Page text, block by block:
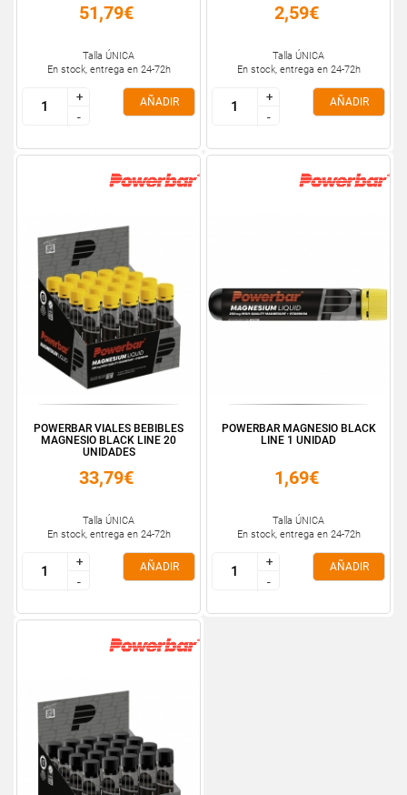
51,79€
Talla ÚNICA
En stock, entrega en 24-72h
+
-
+
-
AÑADIR
2,59€
Talla ÚNICA
En stock, entrega en 24-72h
+
-
+
-
AÑADIR
POWERBAR VIALES BEBIBLES
MAGNESIO BLACK LINE 20
UNIDADES
33,79€
Talla ÚNICA
En stock, entrega en 24-72h
+
-
+
-
AÑADIR
POWERBAR MAGNESIO BLACK
LINE 1 UNIDAD
1,69€
Talla ÚNICA
En stock, entrega en 24-72h
+
-
+
-
AÑADIR